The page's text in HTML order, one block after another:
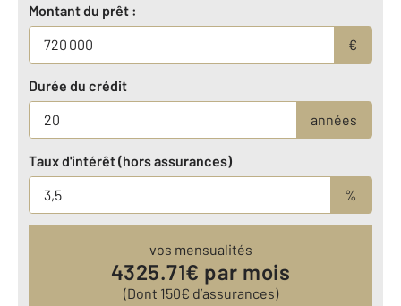
Montant du prêt :
€
Durée du crédit
années
Taux d'intérêt (hors assurances)
%
vos mensualités
4325.71€ par mois
(Dont 150€ d’assurances)